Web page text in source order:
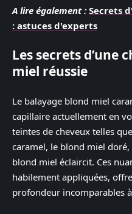
A lire également : Secrets
: astuces d'experts
Les secrets d’une
miel réussie
Le balayage blond miel
capillaire actuellement en
teintes de cheveux telles
caramel, le blond miel
blond miel éclaircit. Ces
habilement appliquées,
profondeur incomparables